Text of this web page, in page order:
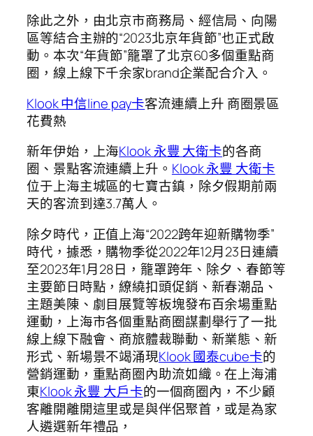
除此之外，由北京市商務局、經信局、向陽
區等結合主辦的“2023北京年貨節”也正式啟
動。本次“年貨節”籠罩了北京60多個重點商
圈，線上線下千余家brand企業配合介入。
Klook 中信line pay卡客流連續上升 商圈景區
花費熱
新年伊始，上海Klook 永豐 大衛卡的各商
圈、景點客流連續上升。 Klook 永豐 大衛卡
位于上海主城區的七寶古鎮，除夕假期前兩
天的客流到達3.7萬人。
除夕時代，正值上海“2022跨年迎新購物季”
時代，據悉，購物季從2022年12月23日連續
至2023年1月28日，籠罩跨年、除夕、春節等
主要節日時點，繚繞扣頭促銷、新春潮品、
主題美陳、劇目展覽等板塊發布百余場重點
運動，上海市各個重點商圈謀劃舉行了一批
線上線下融會、商旅體裁聯動、新業態、新
形式、新場景不竭涌現Klook 國泰cube卡的
營銷運動，重點商圈內助流如織。在上海浦
東Klook 永豐 大戶卡的一個商圈內，不少顧
客離開離開這里或是與伴侶聚首，或是為家
人遴選新年禮品，